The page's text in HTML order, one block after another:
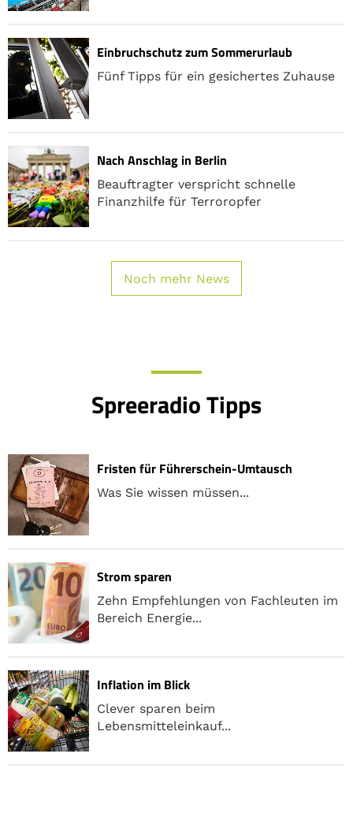
Einbruchschutz zum Sommerurlaub
Fünf Tipps für ein gesichertes Zuhause
Nach Anschlag in Berlin
Beauftragter verspricht schnelle
Finanzhilfe für Terroropfer
Noch mehr News
Spreeradio Tipps
Fristen für Führerschein-Umtausch
Was Sie wissen müssen...
Strom sparen
Zehn Empfehlungen von Fachleuten im
Bereich Energie...
Inflation im Blick
Clever sparen beim
Lebensmitteleinkauf...